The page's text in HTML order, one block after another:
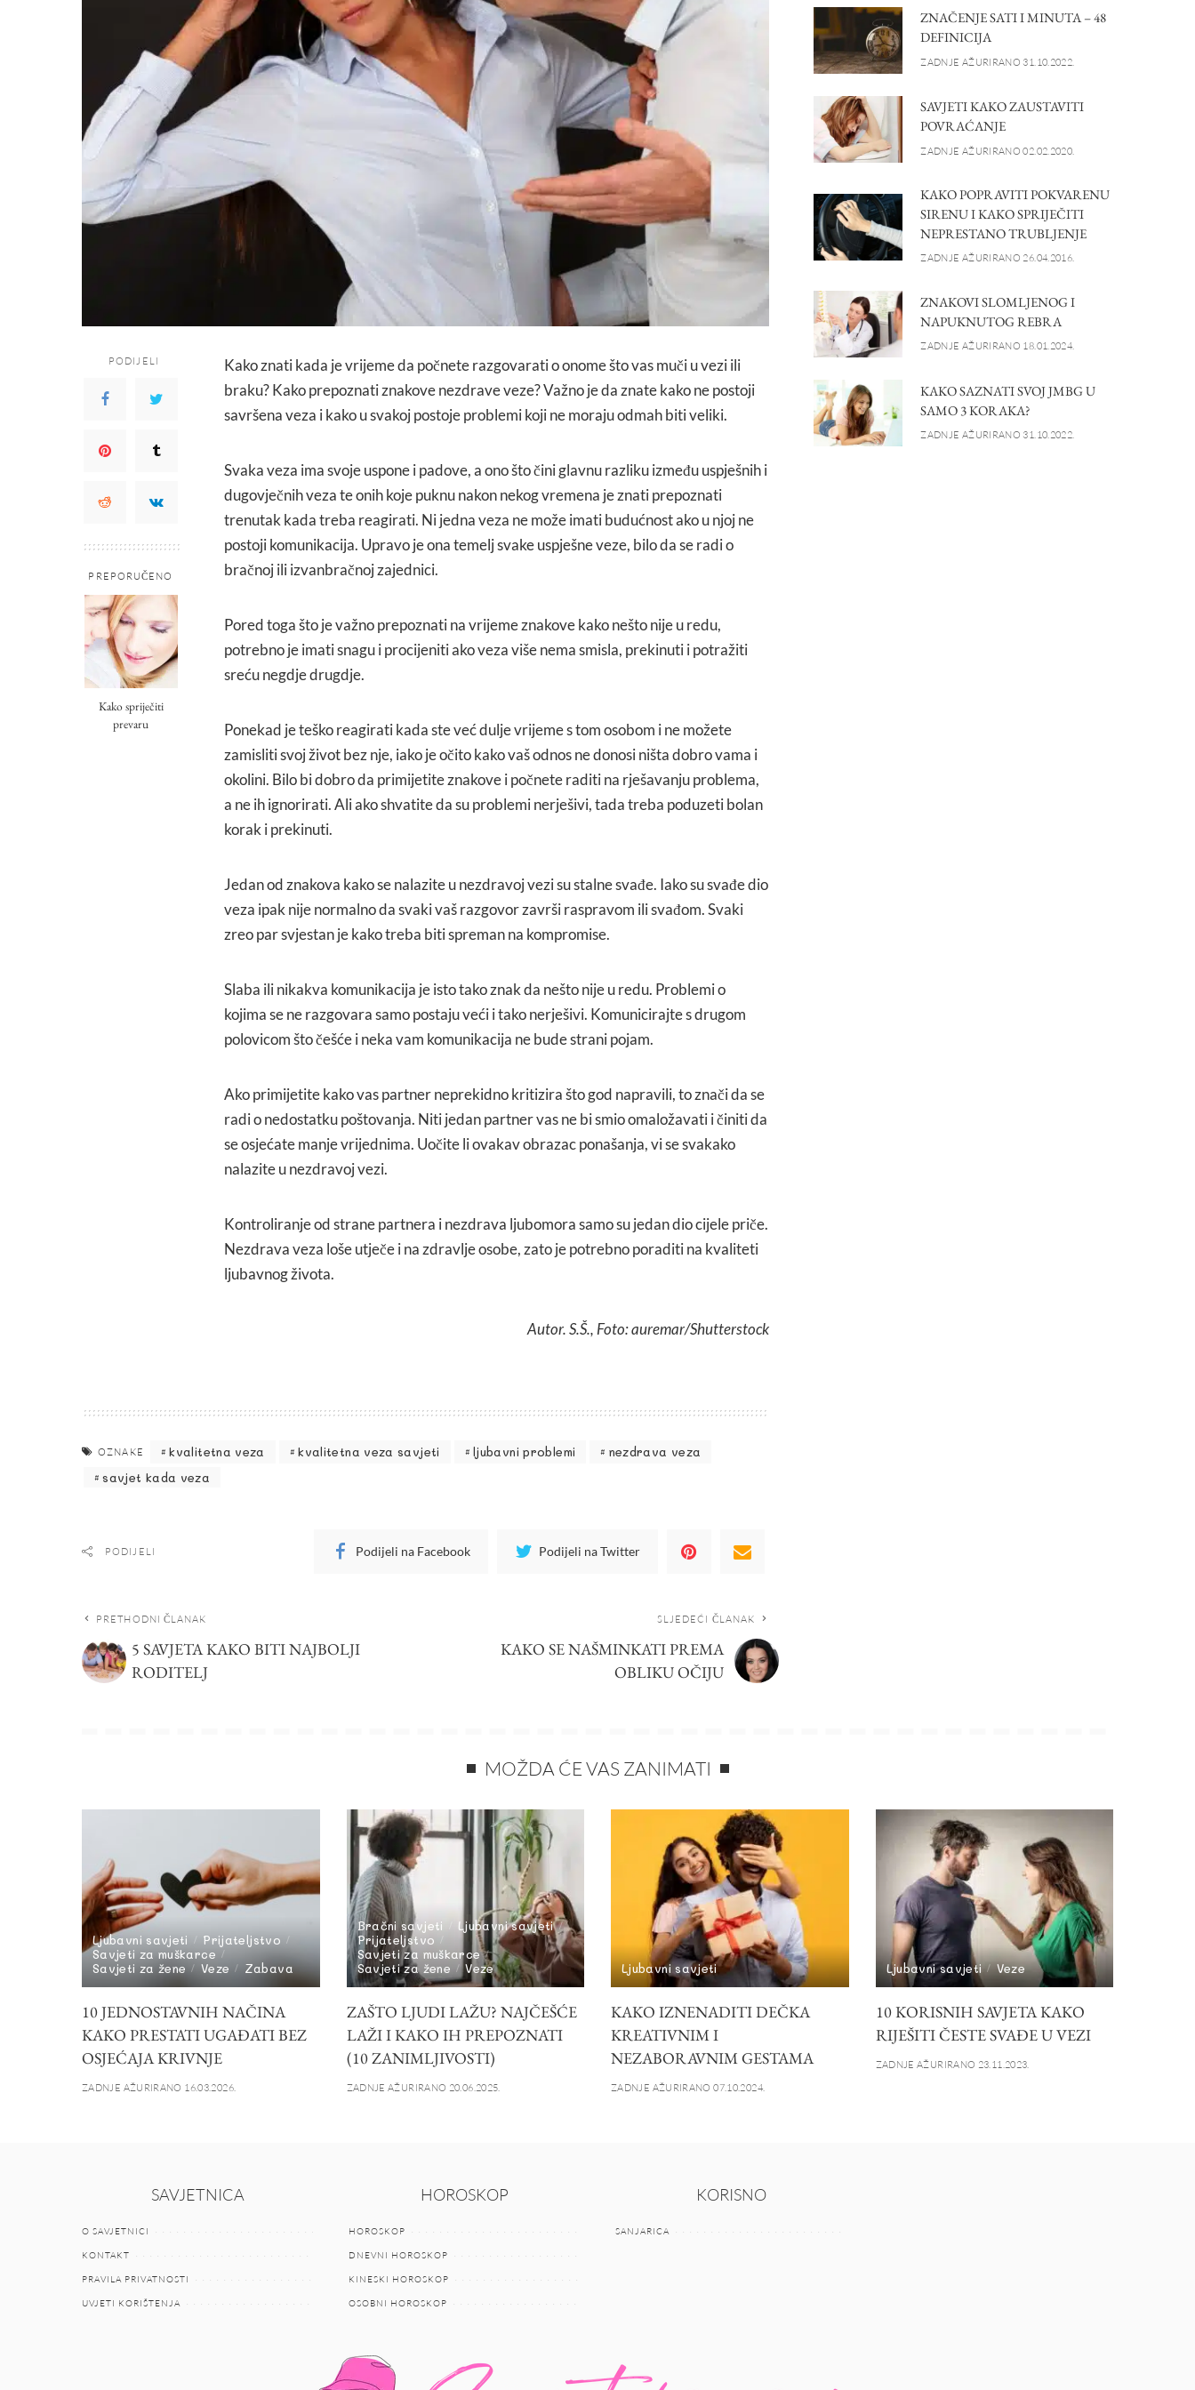
PODIJELI
PREPORUČENO
Kako spriječiti
prevaru
Kako znati kada je vrijeme da počnete razgovarati o onome što vas muči u vezi ili
braku? Kako prepoznati znakove nezdrave veze? Važno je da znate kako ne postoji
savršena veza i kako u svakoj postoje problemi koji ne moraju odmah biti veliki.
Svaka veza ima svoje uspone i padove, a ono što čini glavnu razliku između uspješnih i
dugovječnih veza te onih koje puknu nakon nekog vremena je znati prepoznati
trenutak kada treba reagirati. Ni jedna veza ne može imati budućnost ako u njoj ne
postoji komunikacija. Upravo je ona temelj svake uspješne veze, bilo da se radi o
bračnoj ili izvanbračnoj zajednici.
Pored toga što je važno prepoznati na vrijeme znakove kako nešto nije u redu,
potrebno je imati snagu i procijeniti ako veza više nema smisla, prekinuti i potražiti
sreću negdje drugdje.
Ponekad je teško reagirati kada ste već dulje vrijeme s tom osobom i ne možete
zamisliti svoj život bez nje, iako je očito kako vaš odnos ne donosi ništa dobro vama i
okolini. Bilo bi dobro da primijetite znakove i počnete raditi na rješavanju problema,
a ne ih ignorirati. Ali ako shvatite da su problemi nerješivi, tada treba poduzeti bolan
korak i prekinuti.
Jedan od znakova kako se nalazite u nezdravoj vezi su stalne svađe. Iako su svađe dio
veza ipak nije normalno da svaki vaš razgovor završi raspravom ili svađom. Svaki
zreo par svjestan je kako treba biti spreman na kompromise.
Slaba ili nikakva komunikacija je isto tako znak da nešto nije u redu. Problemi o
kojima se ne razgovara samo postaju veći i tako nerješivi. Komunicirajte s drugom
polovicom što češće i neka vam komunikacija ne bude strani pojam.
Ako primijetite kako vas partner neprekidno kritizira što god napravili, to znači da se
radi o nedostatku poštovanja. Niti jedan partner vas ne bi smio omaložavati i činiti da
se osjećate manje vrijednima. Uočite li ovakav obrazac ponašanja, vi se svakako
nalazite u nezdravoj vezi.
Kontroliranje od strane partnera i nezdrava ljubomora samo su jedan dio cijele priče.
Nezdrava veza loše utječe i na zdravlje osobe, zato je potrebno poraditi na kvaliteti
ljubavnog života.
Autor. S.Š., Foto: auremar/Shutterstock
OZNAKE kvalitetna veza kvalitetna veza savjeti ljubavni problemi
nezdrava veza
savjet kada veza
PODIJELI Podijeli na Facebook Podijeli na Twitter
PRETHODNI ČLANAK
5 SAVJETA KAKO BITI NAJBOLJI
RODITELJ
SLJEDEĆI ČLANAK
KAKO SE NAŠMINKATI PREMA
OBLIKU OČIJU
ZNAČENJE SATI I MINUTA – 48
DEFINICIJA
ZADNJE AŽURIRANO 31.10.2022.
SAVJETI KAKO ZAUSTAVITI
POVRAĆANJE
ZADNJE AŽURIRANO 02.02.2020.
KAKO POPRAVITI POKVARENU
SIRENU I KAKO SPRIJEČITI
NEPRESTANO TRUBLJENJE
ZADNJE AŽURIRANO 26.04.2016.
ZNAKOVI SLOMLJENOG I
NAPUKNUTOG REBRA
ZADNJE AŽURIRANO 18.01.2024.
KAKO SAZNATI SVOJ JMBG U
SAMO 3 KORAKA?
ZADNJE AŽURIRANO 31.10.2022.
MOŽDA ĆE VAS ZANIMATI
Ljubavni savjeti
Prijateljstvo
Savjeti za muškarce
Savjeti za žene
Veze Zabava
10 JEDNOSTAVNIH NAČINA
KAKO PRESTATI UGAĐATI BEZ
OSJEĆAJA KRIVNJE
ZADNJE AŽURIRANO 16.03.2026.
Bračni savjeti
Ljubavni savjeti
Prijateljstvo
Savjeti za muškarce
Savjeti za žene
Veze
ZAŠTO LJUDI LAŽU? NAJČEŠĆE
LAŽI I KAKO IH PREPOZNATI
(10 ZANIMLJIVOSTI)
ZADNJE AŽURIRANO 20.06.2025.
Ljubavni savjeti
KAKO IZNENADITI DEČKA
KREATIVNIM I
NEZABORAVNIM GESTAMA
ZADNJE AŽURIRANO 07.10.2024.
Ljubavni savjeti Veze
10 KORISNIH SAVJETA KAKO
RIJEŠITI ČESTE SVAĐE U VEZI
ZADNJE AŽURIRANO 23.11.2023.
SAVJETNICA
O SAVJETNICI
KONTAKT
PRAVILA PRIVATNOSTI
UVJETI KORIŠTENJA
HOROSKOP
HOROSKOP
DNEVNI HOROSKOP
KINESKI HOROSKOP
OSOBNI HOROSKOP
KORISNO
SANJARICA